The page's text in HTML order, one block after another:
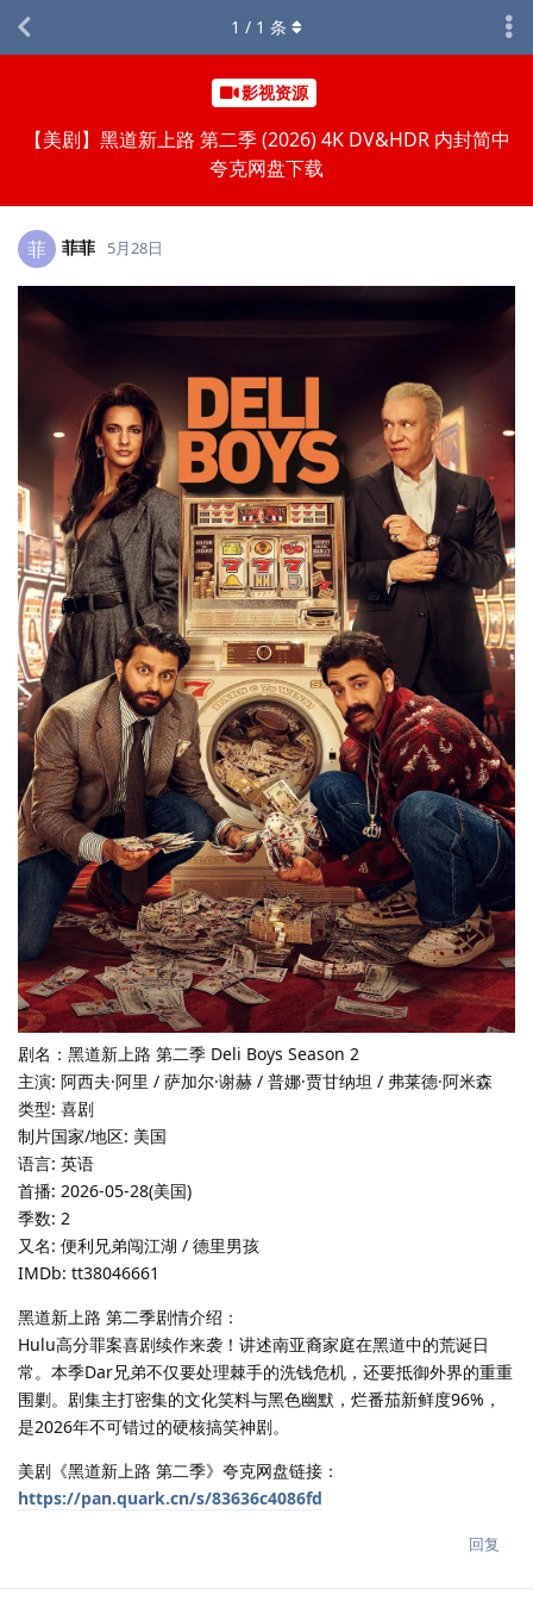
影视资源
【美剧】黑道新上路 第二季 (2026) 4K DV&HDR 内封简中
夸克网盘下载
1 / 1 条
菲 菲菲 5月28日
剧名：黑道新上路 第二季 Deli Boys Season 2
主演: 阿西夫·阿里 / 萨加尔·谢赫 / 普娜·贾甘纳坦 / 弗莱德·阿米森
类型: 喜剧
制片国家/地区: 美国
语言: 英语
首播: 2026-05-28(美国)
季数: 2
又名: 便利兄弟闯江湖 / 德里男孩
IMDb: tt38046661
黑道新上路 第二季剧情介绍：
Hulu高分罪案喜剧续作来袭！讲述南亚裔家庭在黑道中的荒诞日
常。本季Dar兄弟不仅要处理棘手的洗钱危机，还要抵御外界的重重
围剿。剧集主打密集的文化笑料与黑色幽默，烂番茄新鲜度96%，
是2026年不可错过的硬核搞笑神剧。
美剧《黑道新上路 第二季》夸克网盘链接：
https://pan.quark.cn/s/83636c4086fd
回复